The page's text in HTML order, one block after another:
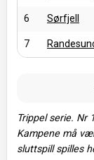
6 Sørfjell
7
Trippel serie. Nr
Kampene må
sluttspill spilles